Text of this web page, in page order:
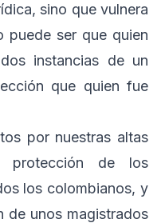
sino que vulnera
puede ser que quien
instancias de un
que quien fue
por nuestras altas
protección de los
los colombianos, y
de unos magistrados